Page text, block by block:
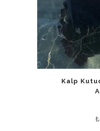
Kalp
₺